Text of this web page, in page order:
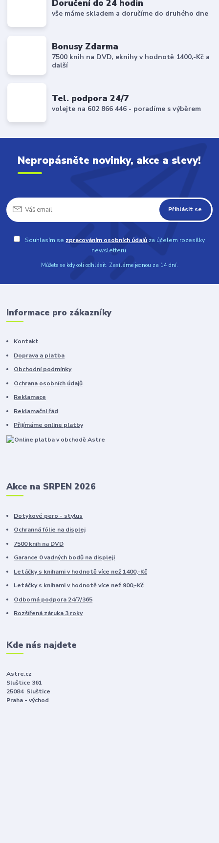
Doručení do 24 hodin
vše máme skladem a doručíme do druhého dne
Bonusy Zdarma
7500 knih na DVD, eknihy v hodnotě 1400,-Kč a
další
Tel. podpora 24/7
volejte na 602 866 446 - poradíme s výběrem
Nepropásněte novinky, akce a slevy!
Přihlásit se
Souhlasím se zpracováním osobních údajů za účelem rozesílky
newsletteru.
Můžete se kdykoli odhlásit. Zasíláme jednou za 14 dní.
Informace pro zákazníky
Kontakt
Doprava a platba
Obchodní podmínky
Ochrana osobních údajů
Reklamace
Reklamační řád
Přijímáme online platby
Akce na SRPEN 2026
Dotykové pero - stylus
Ochranná fólie na displej
7500 knih na DVD
Garance 0 vadných bodů na displeji
Letáčky s knihami v hodnotě více než 1400,-Kč
Letáčky s knihami v hodnotě více než 900,-Kč
Odborná podpora 24/7/365
Rozšířená záruka 3 roky
Kde nás najdete
Astre.cz
Sluštice 361
25084 Sluštice
Praha - východ